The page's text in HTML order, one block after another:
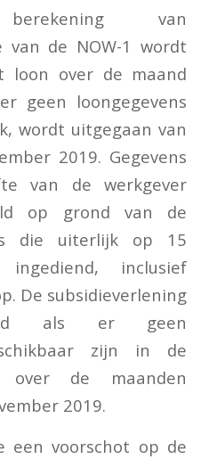
van
van de NOW-1 wordt
loon over de maand
geen loongegevens
wordt uitgegaan van
2019. Gegevens
van de werkgever
op grond van de
die uiterlijk op 15
inclusief
De subsidieverlening
als er geen
zijn in de
over de maanden
2019.
een voorschot op de